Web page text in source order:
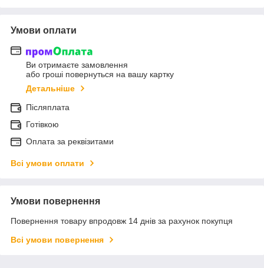
Умови оплати
Ви отримаєте замовлення
або гроші повернуться на вашу картку
Детальніше
Післяплата
Готівкою
Оплата за реквізитами
Всі умови оплати
Умови повернення
Повернення товару впродовж 14 днів за рахунок покупця
Всі умови повернення